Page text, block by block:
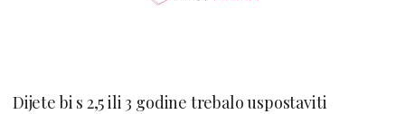
Dijete bi s 2,5 ili 3 godine trebalo uspostaviti